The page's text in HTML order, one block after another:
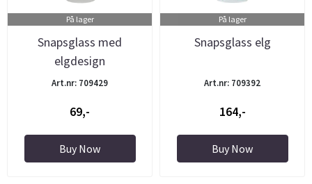
På lager
Snapsglass med
elgdesign
Art.nr: 709429
69,-
Buy Now
På lager
Snapsglass elg
Art.nr: 709392
164,-
Buy Now